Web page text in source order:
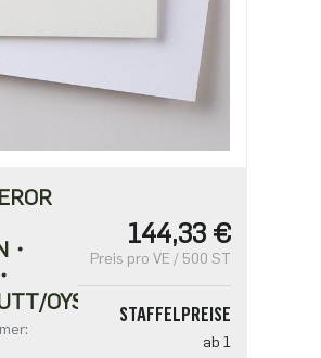
OYSTER
144,33 €
Preis pro VE / 500 ST
STAFFELPREISE
ab 1